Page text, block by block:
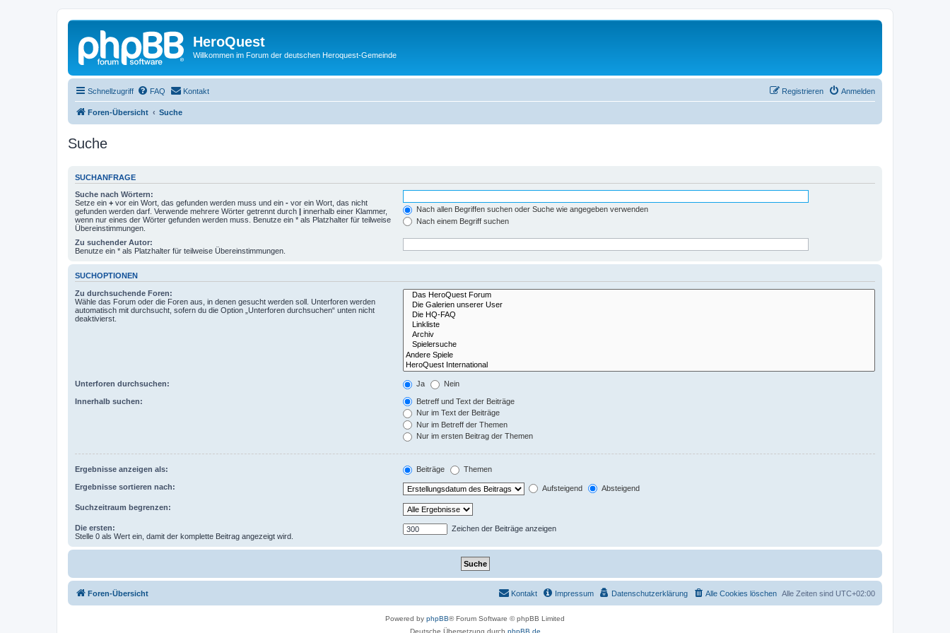
HeroQuest
Willkommen im Forum der deutschen Heroquest-Gemeinde
Schnellzugriff FAQ Kontakt Anmelden
Registrieren
Foren-Übersicht Suche
Suche
SUCHANFRAGE
Suche nach Wörtern:
Setze ein + vor ein Wort, das gefunden werden muss und ein - vor ein Wort, das nicht
gefunden werden darf. Verwende mehrere Wörter getrennt durch | innerhalb einer Klammer,
wenn nur eines der Wörter gefunden werden muss. Benutze ein * als Platzhalter für teilweise
Übereinstimmungen.
Nach allen Begriffen suchen oder Suche wie angegeben verwenden
Nach einem Begriff suchen
Zu suchender Autor:
Benutze ein * als Platzhalter für teilweise Übereinstimmungen.
SUCHOPTIONEN
Zu durchsuchende Foren:
Wähle das Forum oder die Foren aus, in denen gesucht werden soll. Unterforen werden
automatisch mit durchsucht, sofern du die Option „Unterforen durchsuchen“ unten nicht
deaktivierst.
Unterforen durchsuchen: Ja Nein
Innerhalb suchen:
Betreff und Text der Beiträge
Nur im Text der Beiträge
Nur im Betreff der Themen
Nur im ersten Beitrag der Themen
Ergebnisse anzeigen als: Beiträge Themen
Ergebnisse sortieren nach: Aufsteigend Absteigend
Suchzeitraum begrenzen:
Die ersten:
Stelle 0 als Wert ein, damit der komplette Beitrag angezeigt wird.
Zeichen der Beiträge anzeigen
Foren-Übersicht Alle Zeiten sind UTC+02:00
Alle Cookies löschen
Datenschutzerklärung
Impressum
Kontakt
Powered by phpBB® Forum Software © phpBB Limited
Deutsche Übersetzung durch phpBB.de